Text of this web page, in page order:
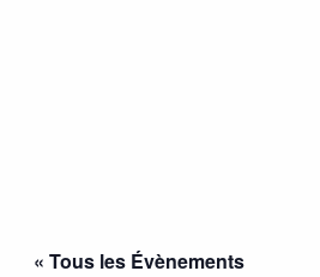
« Tous les Évènements